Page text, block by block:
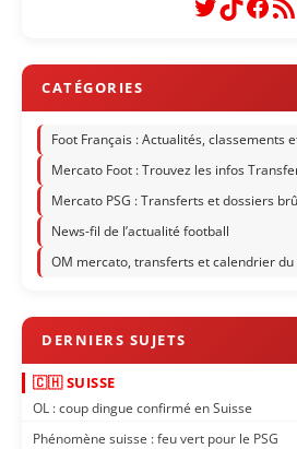
Foot Français : Actualités, classements
Mercato Foot : Trouvez les infos
Mercato PSG : Transferts et dossiers
News-fil de l’actualité football
OM mercato, transferts et calendrier du
🇨🇭 SUISSE
OL : coup dingue confirmé en Suisse
Phénomène suisse : feu vert pour le PSG